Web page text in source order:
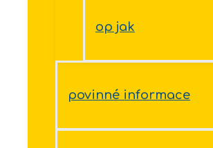
op jak
povinné informace